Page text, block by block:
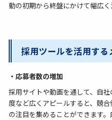
動の初期から終盤にかけて幅広く
採用ツールを活用する
・応募者数の増加
採用サイトや動画を通して、自
度など広くアピールすると、競
の注目を集めることができます